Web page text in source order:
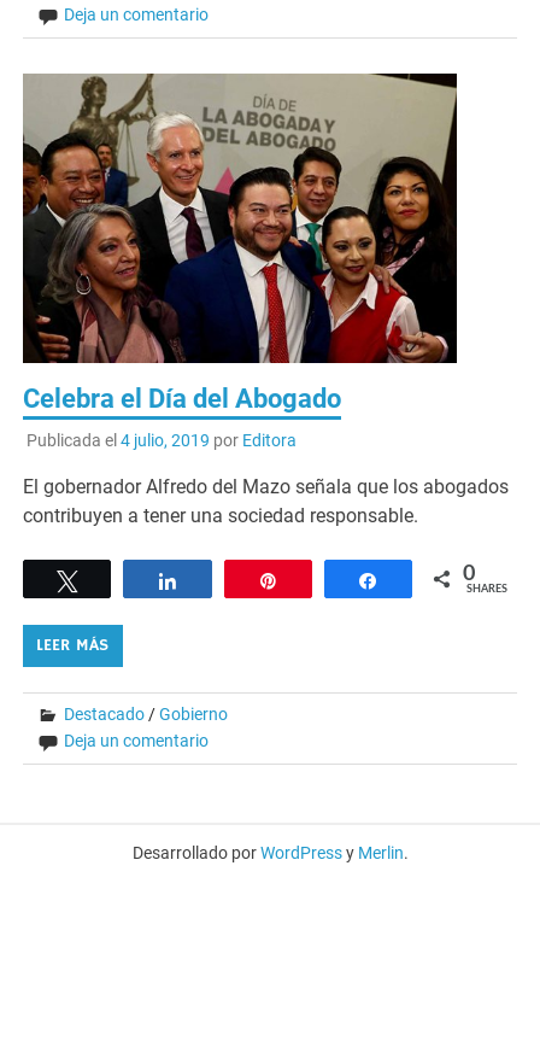
Deja un comentario
Celebra el Día del Abogado
Publicada el 4 julio, 2019 por Editora
El gobernador Alfredo del Mazo señala que los abogados
contribuyen a tener una sociedad responsable.
Share 0
SHARES
LEER MÁS
Destacado/Gobierno
Deja un comentario
Desarrollado porWordPressy Merlin.